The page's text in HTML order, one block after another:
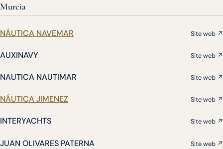
Murcia
NÁUTICA NAVEMAR Site web ↗
AUXINAVY Site web ↗
NAUTICA NAUTIMAR Site web ↗
NÁUTICA JIMENEZ Site web ↗
INTERYACHTS Site web ↗
JUAN OLIVARES PATERNA Site web ↗